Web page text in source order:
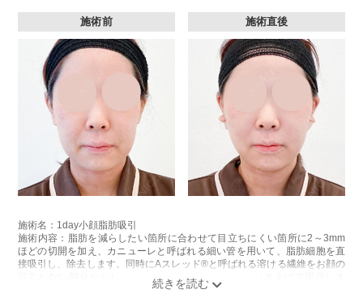
施術前 施術直後
施術名：1day小顔脂肪吸引
施術内容：脂肪を減らしたい箇所に合わせて目立ちにくい箇所に2～3mm
ほどの切開を加え、カニューレと呼ばれる細い管を用いて、脂肪細胞を直
接吸引し、除去します。同時にAスレッド®と呼ばれる溶ける繊維をお顔の
目立たない部分から皮下へ挿入し、皮膚を内側から引き上げて固定しま